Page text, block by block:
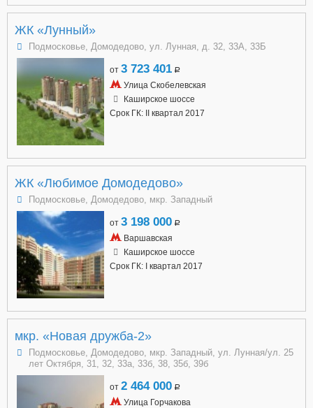
ЖК «Лунный»
Подмосковье, Домодедово, ул. Лунная, д. 32, 33А, 33Б
от 3 723 401 a
Улица Скобелевская
Каширское шоссе
Срок ГК: II квартал 2017
ЖК «Любимое Домодедово»
Подмосковье, Домодедово, мкр. Западный
от 3 198 000 a
Варшавская
Каширское шоссе
Срок ГК: I квартал 2017
мкр. «Новая дружба-2»
Подмосковье, Домодедово, мкр. Западный, ул. Лунная/ул. 25
лет Октября, 31, 32, 33а, 33б, 38, 35б, 39б
от 2 464 000 a
Улица Горчакова